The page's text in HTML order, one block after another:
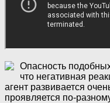
Опасность
что негативная
агент развивается
проявляется по-